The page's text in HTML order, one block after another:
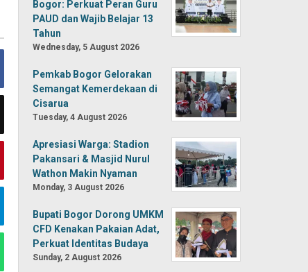
Bogor: Perkuat Peran Guru
PAUD dan Wajib Belajar 13
Tahun
Wednesday, 5 August 2026
Pemkab Bogor Gelorakan
Semangat Kemerdekaan di
Cisarua
Tuesday, 4 August 2026
Apresiasi Warga: Stadion
Pakansari & Masjid Nurul
Wathon Makin Nyaman
Monday, 3 August 2026
Bupati Bogor Dorong UMKM
CFD Kenakan Pakaian Adat,
Perkuat Identitas Budaya
Sunday, 2 August 2026